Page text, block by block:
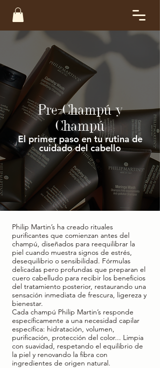
Pre-Champú y
Champú
El primer paso en tu rutina de
cuidado del cabello
Philip Martin’s ha creado rituales
purificantes que comienzan antes del
champú, diseñados para reequilibrar la
piel cuando muestra signos de estrés,
desequilibrio o sensibilidad. Fórmulas
delicadas pero profundas que preparan el
cuero cabelludo para recibir los beneficios
del tratamiento posterior, restaurando una
sensación inmediata de frescura, ligereza y
bienestar.
Cada champú Philip Martin’s responde
específicamente a una necesidad capilar
específica: hidratación, volumen,
purificación, protección del color... Limpia
con suavidad, respetando el equilibrio de
la piel y renovando la fibra con
ingredientes de origen natural.